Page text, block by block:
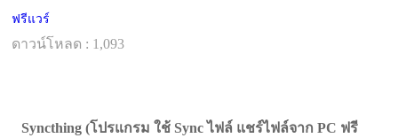
ฟรีแวร์
ดาวน์โหลด : 1,093
Syncthing (โปรแกรม ใช้ Sync ไฟล์ แชร์ไฟล์จาก PC ฟรี